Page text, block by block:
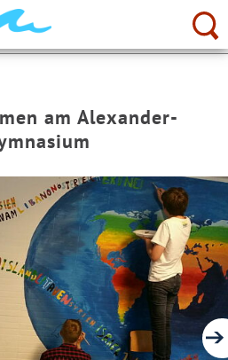
am Alexander-